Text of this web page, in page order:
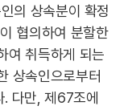
의 상속분이 확정
협의하여 분할한
여 취득하게 되는
상속인으로부터
다만, 제67조에